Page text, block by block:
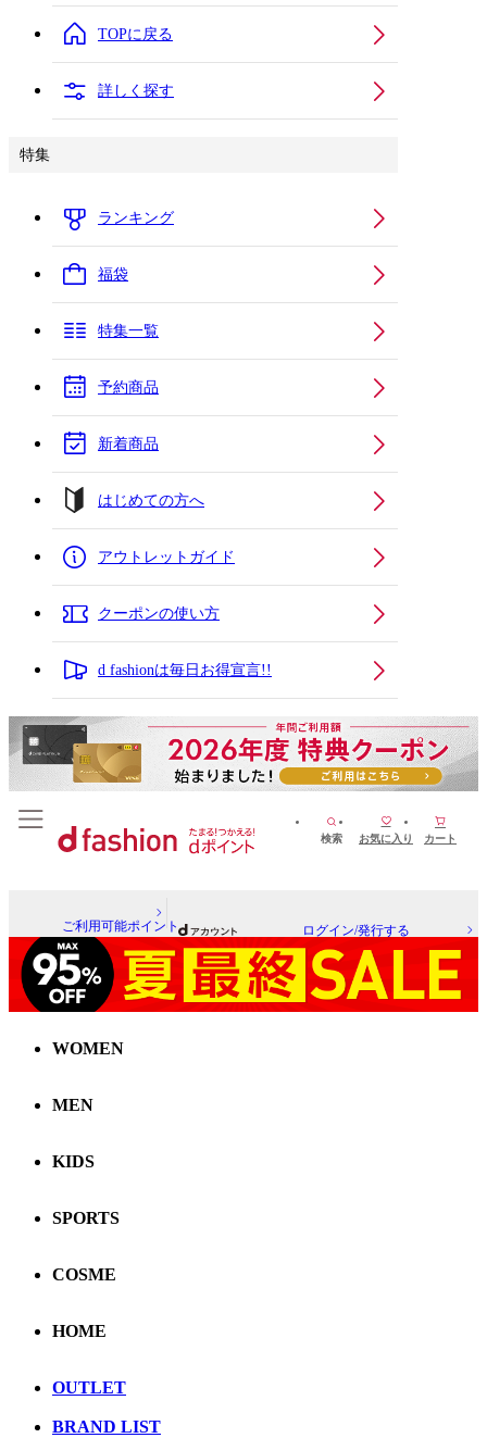
TOPに戻る
詳しく探す
特集
ランキング
福袋
特集一覧
予約商品
新着商品
はじめての方へ
アウトレットガイド
クーポンの使い方
d fashionは毎日お得宣言!!
検索 お気に入り カート
ご利用可能ポイント ログイン/発行する
WOMEN
MEN
KIDS
SPORTS
COSME
HOME
OUTLET
BRAND LIST